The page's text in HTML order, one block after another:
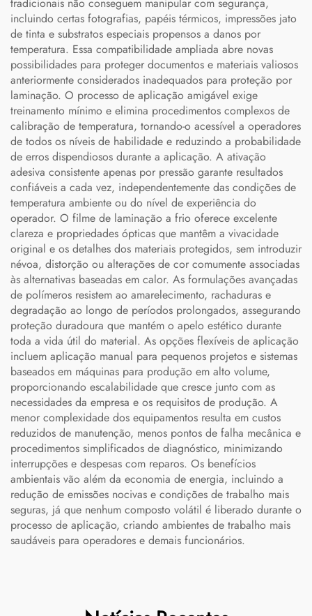
incluindo certas fotografias, papéis térmicos, impressões jato
de tinta e substratos especiais propensos a danos por
temperatura. Essa compatibilidade ampliada abre novas
possibilidades para proteger documentos e materiais valiosos
anteriormente considerados inadequados para proteção por
laminação. O processo de aplicação amigável exige
treinamento mínimo e elimina procedimentos complexos de
calibração de temperatura, tornando-o acessível a operadores
de todos os níveis de habilidade e reduzindo a probabilidade
de erros dispendiosos durante a aplicação. A ativação
adesiva consistente apenas por pressão garante resultados
confiáveis a cada vez, independentemente das condições de
temperatura ambiente ou do nível de experiência do
operador. O filme de laminação a frio oferece excelente
clareza e propriedades ópticas que mantêm a vivacidade
original e os detalhes dos materiais protegidos, sem introduzir
névoa, distorção ou alterações de cor comumente associadas
às alternativas baseadas em calor. As formulações avançadas
de polímeros resistem ao amarelecimento, rachaduras e
degradação ao longo de períodos prolongados, assegurando
proteção duradoura que mantém o apelo estético durante
toda a vida útil do material. As opções flexíveis de aplicação
incluem aplicação manual para pequenos projetos e sistemas
baseados em máquinas para produção em alto volume,
proporcionando escalabilidade que cresce junto com as
necessidades da empresa e os requisitos de produção. A
menor complexidade dos equipamentos resulta em custos
reduzidos de manutenção, menos pontos de falha mecânica e
procedimentos simplificados de diagnóstico, minimizando
interrupções e despesas com reparos. Os benefícios
ambientais vão além da economia de energia, incluindo a
redução de emissões nocivas e condições de trabalho mais
seguras, já que nenhum composto volátil é liberado durante o
processo de aplicação, criando ambientes de trabalho mais
saudáveis para operadores e demais funcionários.